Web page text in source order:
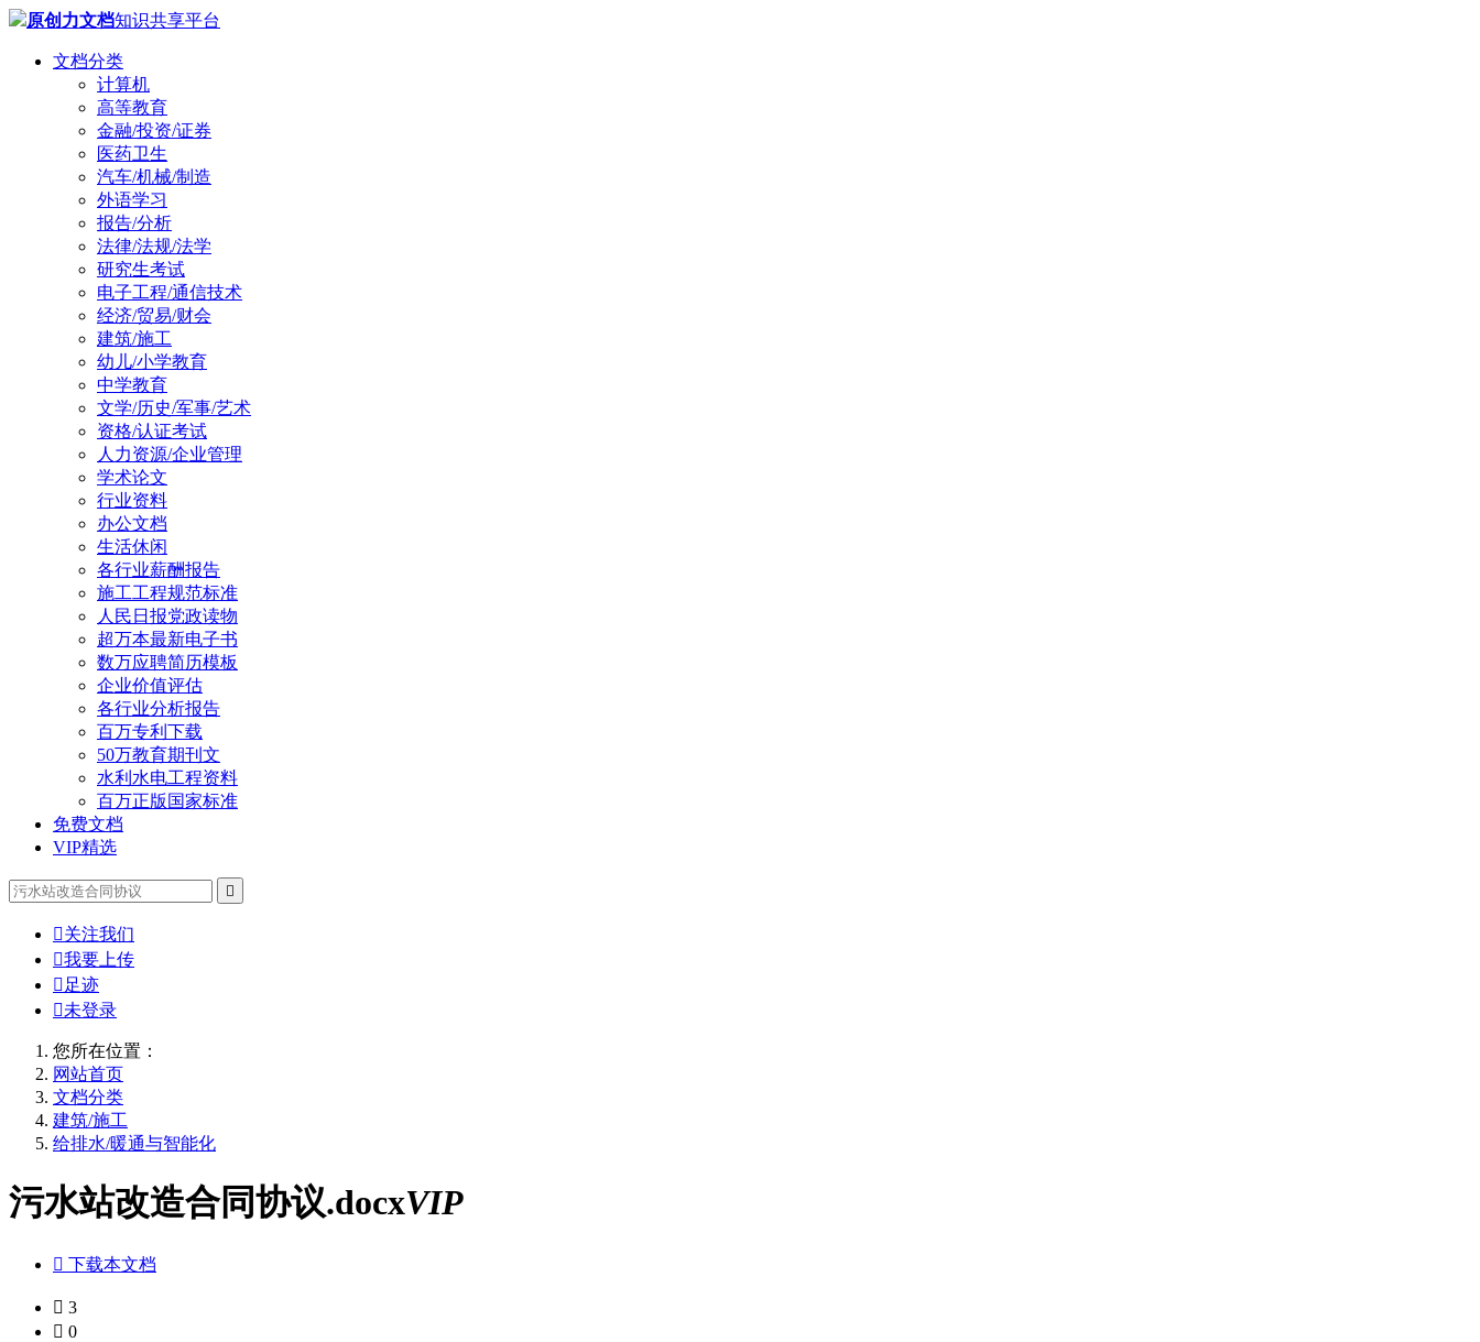
原创力文档知识共享平台
文档分类
计算机
高等教育
金融/投资/证券
医药卫生
汽车/机械/制造
外语学习
报告/分析
法律/法规/法学
研究生考试
电子工程/通信技术
经济/贸易/财会
建筑/施工
幼儿/小学教育
中学教育
文学/历史/军事/艺术
资格/认证考试
人力资源/企业管理
学术论文
行业资料
办公文档
生活休闲
各行业薪酬报告
施工工程规范标准
人民日报党政读物
超万本最新电子书
数万应聘简历模板
企业价值评估
各行业分析报告
百万专利下载
50万教育期刊文
水利水电工程资料
百万正版国家标准
免费文档
VIP精选

关注我们
我要上传
 足迹
未登录
您所在位置：
网站首页
文档分类
建筑/施工
给排水/暖通与智能化
污水站改造合同协议.docxVIP
 下载本文档
 3
 0